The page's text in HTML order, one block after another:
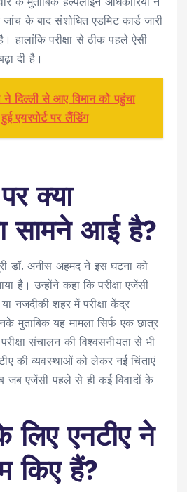
के बाद संशोधित एडमिट कार्ड जारी
हालांकि परीक्षा से ठीक पहले ऐसी
दी है।
दिल्ली से आए विमान को पहुंचा
एयरपोर्ट पर लैंडिंग
क्या
सामने आई है?
डॉ. अनीस अहमद ने इस घटना को
है। उन्होंने कहा कि परीक्षा एजेंसी
नजदीकी शहर में परीक्षा केंद्र
मुताबिक यह मामला सिर्फ एक छात्र
संचालन की विश्वसनीयता से भी
की व्यवस्थाओं को लेकर नई चिंताएं
जब एजेंसी पहले से ही कई विवादों के
के लिए एनटीए ने
किए हैं?